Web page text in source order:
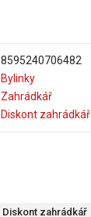
8595240706482
Bylinky
Zahrádkář
Diskont zahrádkář
Diskont zahrádkář